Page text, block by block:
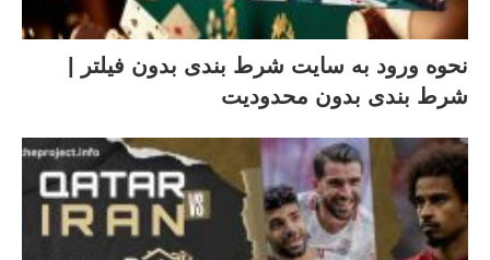
نحوه ورود به سایت شرط بندی بدون فیلتر |
شرط بندی بدون محدودیت